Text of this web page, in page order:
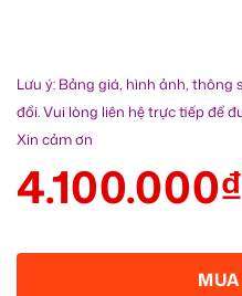
Lưu ý: Bảng giá, hình ảnh,
đổi. Vui lòng liên hệ trực tiếp để
Xin cảm ơn
4.100.000₫